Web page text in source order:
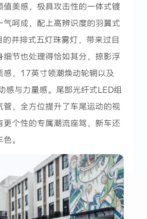
美感，极具攻击性的一体式镀
呵成，配上高辨识度的羽翼式
并排式五灯珠雾灯，带来过目
节也处理得恰如其分，掠影浮
感，17英寸领潮焕动轮辋以及
感与力量感。尾部光纤式LED组
，全方位提升了车尾运动的视
个性的专属潮流座驾，新车还
。